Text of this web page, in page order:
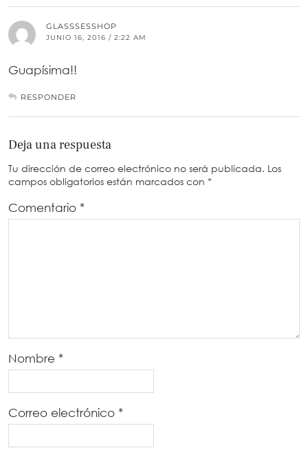
GLASSSESSHOP
JUNIO 16, 2016 / 2:22 AM
Guapísima!!
RESPONDER
Deja una respuesta
Tu dirección de correo electrónico no será publicada. Los
campos obligatorios están marcados con *
Comentario *
Nombre *
Correo electrónico *